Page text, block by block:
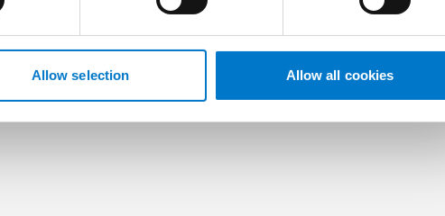
Allow selection Allow all cookies